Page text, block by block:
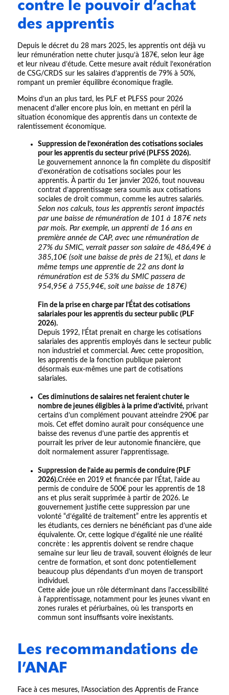
contre le pouvoir d’achat
des apprentis
Depuis le décret du 28 mars 2025, les apprentis ont déjà vu
leur rémunération nette chuter jusqu’à 187€, selon leur âge
et leur niveau d’étude. Cette mesure avait réduit l’exonération
de CSG/CRDS sur les salaires d’apprentis de 79% à 50%,
rompant un premier équilibre économique fragile.
Moins d’un an plus tard, les PLF et PLFSS pour 2026
menacent d’aller encore plus loin, en mettant en péril la
situation économique des apprentis dans un contexte de
ralentissement économique.
Suppression de l’exonération des cotisations sociales
pour les apprentis du secteur privé (PLFSS 2026).
Le gouvernement annonce la fin complète du dispositif
d’exonération de cotisations sociales pour les
apprentis. À partir du 1er janvier 2026, tout nouveau
contrat d’apprentissage sera soumis aux cotisations
sociales de droit commun, comme les autres salariés.
Selon nos calculs, tous les apprentis seront impactés
par une baisse de rémunération de 101 à 187€ nets
par mois. Par exemple, un apprenti de 16 ans en
première année de CAP, avec une rémunération de
27% du SMIC, verrait passer son salaire de 486,49€ à
385,10€ (soit une baisse de près de 21%), et dans le
même temps une apprentie de 22 ans dont la
rémunération est de 53% du SMIC passera de
954,95€ à 755,94€, soit une baisse de 187€)
Fin de la prise en charge par l’État des cotisations
salariales pour les apprentis du secteur public (PLF
2026).
Depuis 1992, l’État prenait en charge les cotisations
salariales des apprentis employés dans le secteur public
non industriel et commercial. Avec cette proposition,
les apprentis de la fonction publique paieront
désormais eux-mêmes une part de cotisations
salariales.
Ces diminutions de salaires net feraient chuter le
nombre de jeunes éligibles à la prime d’activité,privant
certains d’un complément pouvant atteindre 290€ par
mois. Cet effet domino aurait pour conséquence une
baisse des revenus d’une partie des apprentis et
pourrait les priver de leur autonomie financière, que
doit normalement assurer l’apprentissage.
Suppression de l’aide au permis de conduire (PLF
2026).Créée en 2019 et financée par l’État, l’aide au
permis de conduire de 500€ pour les apprentis de 18
ans et plus serait supprimée à partir de 2026. Le
gouvernement justifie cette suppression par une
volonté “d’égalité de traitement” entre les apprentis et
les étudiants, ces derniers ne bénéficiant pas d’une aide
équivalente. Or, cette logique d’égalité nie une réalité
concrète : les apprentis doivent se rendre chaque
semaine sur leur lieu de travail, souvent éloignés de leur
centre de formation, et sont donc potentiellement
beaucoup plus dépendants d’un moyen de transport
individuel.
Cette aide joue un rôle déterminant dans l'accessibilité
à l'apprentissage, notamment pour les jeunes vivant en
zones rurales et périurbaines, où les transports en
commun sont insuffisants voire inexistants.
Les recommandations de
l’ANAF
Face à ces mesures, l’Association des Apprentis de France